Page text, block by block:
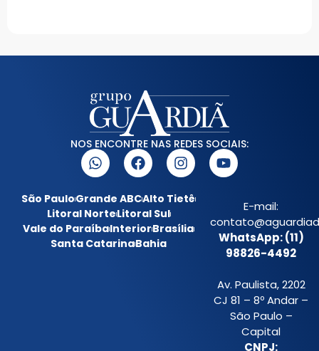
NOS ENCONTRE NAS REDES SOCIAIS:
São PauloGrande ABCAlto Tietê
Litoral NorteLitoral Sul
Vale do ParaíbaInteriorBrasília
Santa CatarinaBahia
E-mail:
WhatsApp: (11)
98826-4492
Av. Paulista, 2202
CJ 81 – 8º Andar –
São Paulo –
Capital
CNPJ: